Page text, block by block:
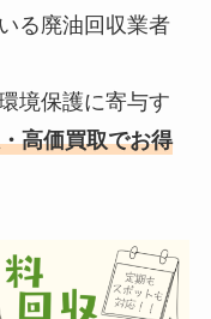
る廃油回収業者
境保護に寄与す
高価買取でお得